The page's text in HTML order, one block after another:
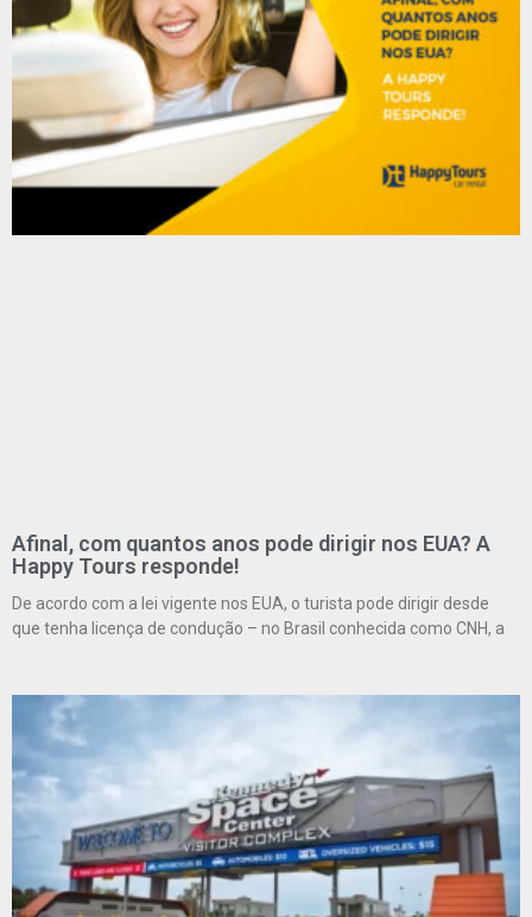
Afinal, com quantos anos pode dirigir nos EUA? A
Happy Tours responde!
De acordo com a lei vigente nos EUA, o turista pode dirigir desde
que tenha licença de condução – no Brasil conhecida como CNH, a